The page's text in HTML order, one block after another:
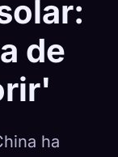
de
ha